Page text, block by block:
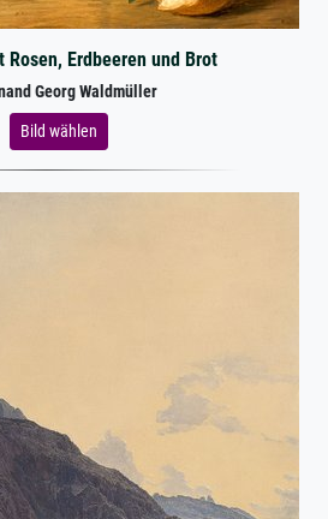
Erdbeeren und Brot
Georg Waldmüller
Bild wählen